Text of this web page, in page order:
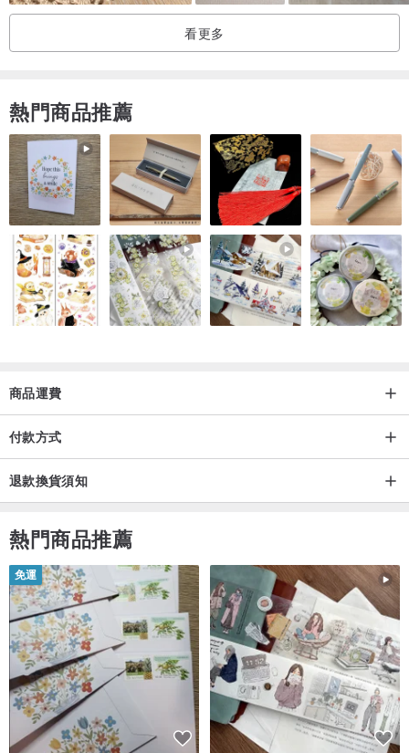
包裹。
4. 您可以用泰語和英語聯繫我們。看更多
熱門商品推薦
商品運費
付款方式
退款換貨須知
熱門商品推薦
免運